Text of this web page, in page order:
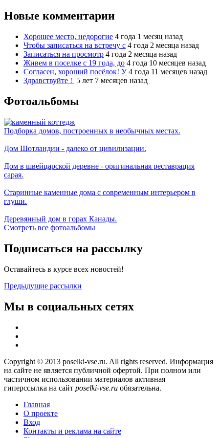
Новые комментарии
Хорошее место, недорогие 4 года 1 месяц назад
Чтобы записаться на встречу с 4 года 2 месяца назад
Записаться на просмотр 4 года 2 месяца назад
Живем в поселке с 19 года, до 4 года 10 месяцев назад
Согласен, хороший посёлок! У 4 года 11 месяцев назад
Здравствуйте ! 5 лет 7 месяцев назад
Фотоальбомы
Подборка домов, построенных в необычных местах.
Дом Шотландии - далеко от цивилизации.
Дом в швейцарской деревне - оригинальная реставрация
сарая.
Старинные каменные дома с современным интерьером в
глуши.
Деревянный дом в горах Канады.
Смотреть все фотоальбомы
Подписаться на рассылку
Оставайтесь в курсе всех новостей!
Предыдущие рассылки
Мы в социальных сетях
Copyright © 2013 poselki-vse.ru. All rights reserved. Информация
на сайте не является публичной офертой. При полном или
частичном использовании материалов активная
гиперссылка на сайт poselki-vse.ru​ обязательна.
Главная
О проекте
Вход
Контакты и реклама на сайте